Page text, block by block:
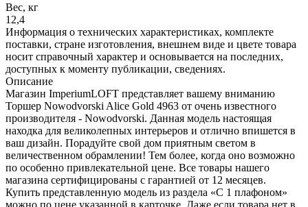
Вес, кг
12,4
Информация о технических характеристиках, комплекте
поставки, стране изготовления, внешнем виде и цвете товара
носит справочный характер и основывается на последних,
доступных к моменту публикации, сведениях.
Описание
Магазин ImperiumLOFT представляет вашему вниманию
Торшер Nowodvorski Alice Gold 4963 от очень известного
производителя - Nowodvorski. Данная модель настоящая
находка для великолепных интерьеров и отлично впишется в
ваш дизайн. Порадуйте свой дом приятным светом в
величественном обрамлении! Тем более, когда оно возможно
по особенно привлекательной цене. Все товары нашего
магазина сертифицированы с гарантией от 12 месяцев.
Купить представленную модель из раздела «С 1 плафоном»
можно по цене указанной в карточке. Даже если товара нет в